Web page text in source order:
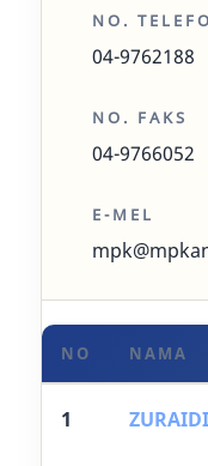
NO.
04-9762188
NO. FAKS
04-9766052
E-MEL
NO NAMA
1